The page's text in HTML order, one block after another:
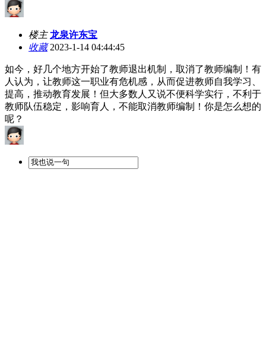
楼主 龙泉许东宝
收藏2023-1-14 04:44:45
如今，好几个地方开始了教师退出机制，取消了教师编制！有
人认为，让教师这一职业有危机感，从而促进教师自我学习、
提高，推动教育发展！但大多数人又说不便科学实行，不利于
教师队伍稳定，影响育人，不能取消教师编制！你是怎么想的
呢？